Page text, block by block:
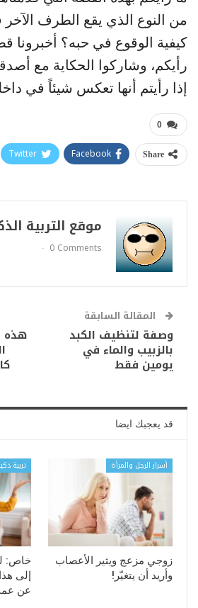
من النوع الذي يقع الطرف الآخر
كيفية الوقوع في حبه؟ أخبرونا
رأيكم، وشاركوا الحكاية مع
إذا رأيتم أنها تعكس شيئاً في
0
Share
Facebook
Twitter
موقع التربية
0 Comments
المقالة السابقة
وصفة لتنظيف الكبد
بالزبيب والماء في
يومين فقط
هذه
قد يعجبك ايضا
أسرار الرجل والمرأة
زوجي مزعج ويثير الأعصاب
وأريد أن يتغيّر!
تربية
خاص:
إلى
عن